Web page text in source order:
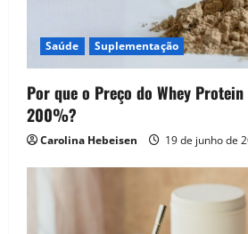
Saúde Suplementação
Por que o Preço do Whey
200%?
Carolina Hebeisen 19 de junho de